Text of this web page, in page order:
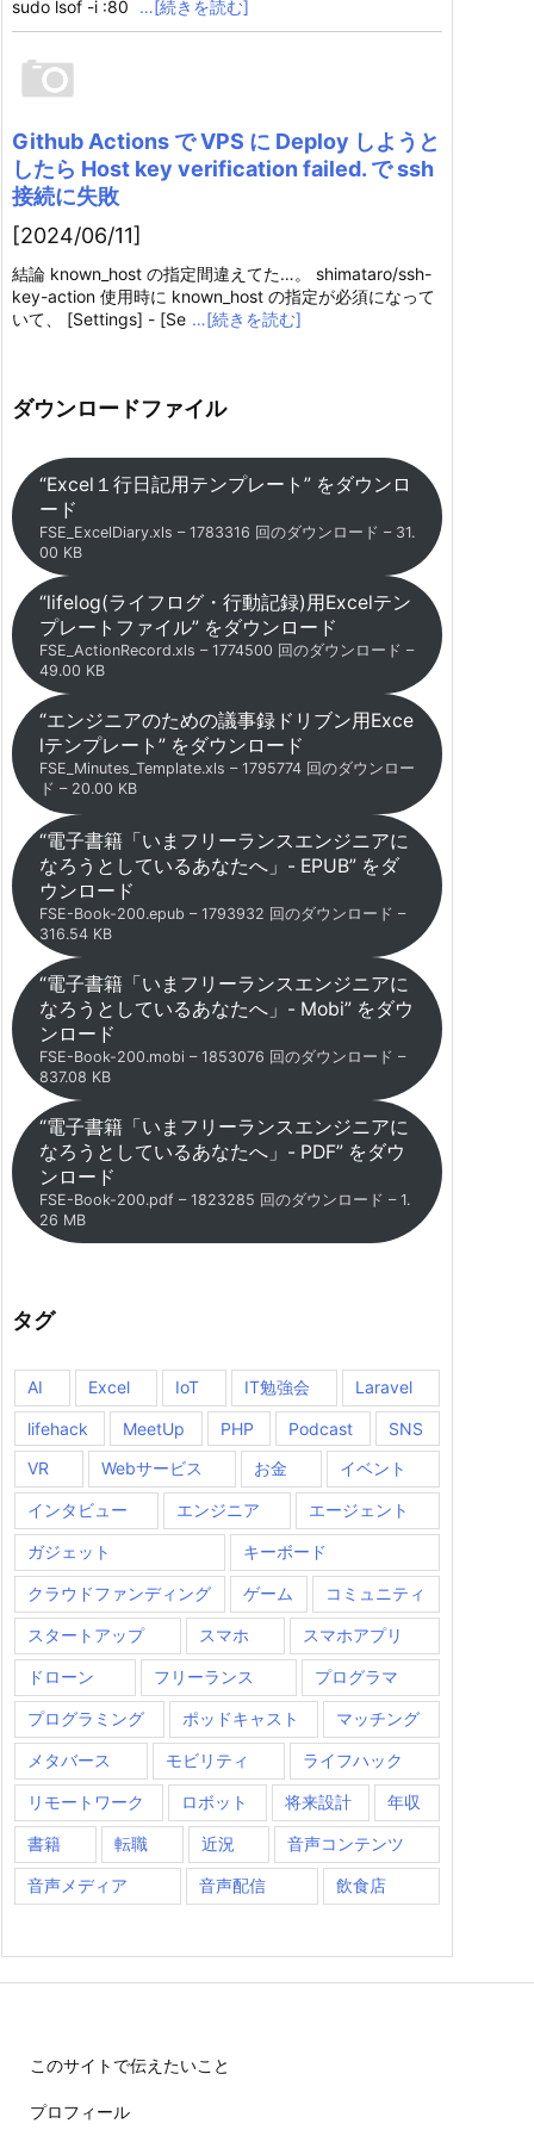
sudo lsof -i :80 …[続きを読む]
Github Actions で VPS に Deploy しようと
したら Host key verification failed. で ssh
接続に失敗
[2024/06/11]
結論 known_host の指定間違えてた…。 shimataro/ssh-
key-action 使用時に known_host の指定が必須になって
いて、 [Settings] - [Se …[続きを読む]
ダウンロードファイル
“Excel１行日記用テンプレート” をダウンロ
ード
FSE_ExcelDiary.xls – 1783316 回のダウンロード – 31.
00 KB
“lifelog(ライフログ・行動記録)用Excelテン
プレートファイル” をダウンロード
FSE_ActionRecord.xls – 1774500 回のダウンロード –
49.00 KB
“エンジニアのための議事録ドリブン用Exce
lテンプレート” をダウンロード
FSE_Minutes_Template.xls – 1795774 回のダウンロー
ド – 20.00 KB
“電子書籍「いまフリーランスエンジニアに
なろうとしているあなたへ」- EPUB” をダ
ウンロード
FSE-Book-200.epub – 1793932 回のダウンロード –
316.54 KB
“電子書籍「いまフリーランスエンジニアに
なろうとしているあなたへ」- Mobi” をダウ
ンロード
FSE-Book-200.mobi – 1853076 回のダウンロード –
837.08 KB
“電子書籍「いまフリーランスエンジニアに
なろうとしているあなたへ」- PDF” をダウ
ンロード
FSE-Book-200.pdf – 1823285 回のダウンロード – 1.
26 MB
タグ
AI Excel IoT IT勉強会 Laravel
lifehack MeetUp PHP Podcast
SNS
VR
Webサービス お金 イベント
インタビュー エンジニア エージェント
ガジェット キーボード
クラウドファンディング ゲーム コミュニティ
スタートアップ スマホ スマホアプリ
ドローン フリーランス プログラマ
プログラミング ポッドキャスト マッチング
メタバース モビリティ ライフハック
リモートワーク ロボット 将来設計 年収
書籍 転職 近況 音声コンテンツ
音声メディア 音声配信 飲食店
このサイトで伝えたいこと
プロフィール